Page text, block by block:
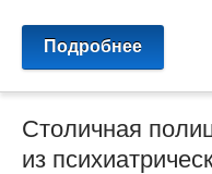
Подробнее
Столичная
из